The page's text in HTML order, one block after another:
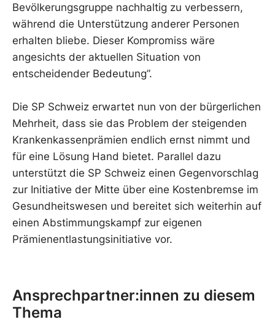
Bevölkerungsgruppe nachhaltig zu verbessern,
während die Unterstützung anderer Personen
erhalten bliebe. Dieser Kompromiss wäre
angesichts der aktuellen Situation von
entscheidender Bedeutung”.
Die SP Schweiz erwartet nun von der bürgerlichen
Mehrheit, dass sie das Problem der steigenden
Krankenkassenprämien endlich ernst nimmt und
für eine Lösung Hand bietet. Parallel dazu
unterstützt die SP Schweiz einen Gegenvorschlag
zur Initiative der Mitte über eine Kostenbremse im
Gesundheitswesen und bereitet sich weiterhin auf
einen Abstimmungskampf zur eigenen
Prämienentlastungsinitiative vor.
Ansprechpartner:innen zu diesem
Thema